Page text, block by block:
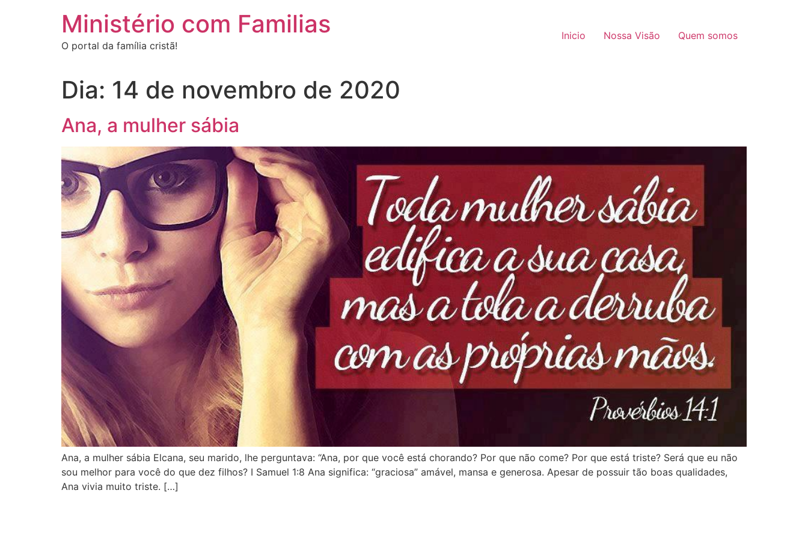
Ministério com Familias
O portal da família cristã!
Inicio Nossa Visão Quem somos
Dia: 14 de novembro de 2020
Ana, a mulher sábia
Ana, a mulher sábia Elcana, seu marido, lhe perguntava: “Ana, por que você está chorando? Por que não come? Por que está triste? Será que eu não
sou melhor para você do que dez filhos? I Samuel 1:8 Ana significa: “graciosa” amável, mansa e generosa. Apesar de possuir tão boas qualidades,
Ana vivia muito triste. […]